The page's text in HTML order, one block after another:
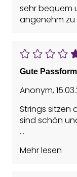
sehr bequem
angenehm
Gute Passform
Anonym,
Strings sitzen
sind schön
Mehr lesen